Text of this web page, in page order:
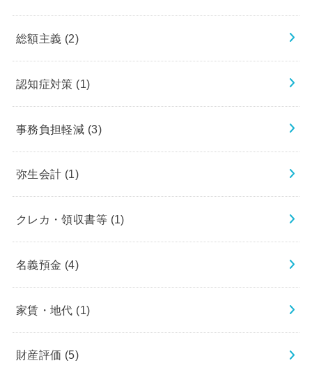
総額主義 (2)
認知症対策 (1)
事務負担軽減 (3)
弥生会計 (1)
クレカ・領収書等 (1)
名義預金 (4)
家賃・地代 (1)
財産評価 (5)